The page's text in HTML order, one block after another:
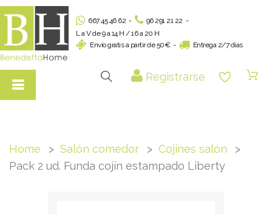
667 45 46 62 - 96 291 21 22 -
L a V de 9 a 14 H / 16 a 20 H
Envío gratis a partir de 50€ - Entrega 2/7 días
Registrarse
Home Salón comedor
Cojines salón
Pack 2 ud. Funda cojín estampado Liberty